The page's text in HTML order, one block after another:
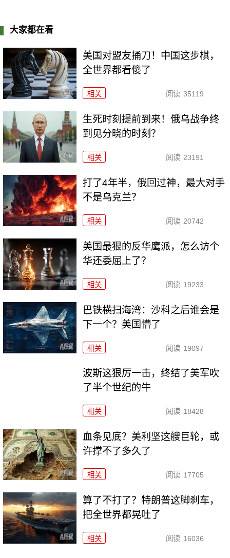
大家都在看
美国对盟友捅刀！中国这步棋，
全世界都看傻了
相关 阅读 35119
生死时刻提前到来！俄乌战争终
到见分晓的时刻？
相关 阅读 23191
打了4年半，俄回过神，最大对手
不是乌克兰？
相关 阅读 20742
美国最狠的反华鹰派，怎么访个
华还委屈上了？
相关 阅读 19233
巴铁横扫海湾：沙科之后谁会是
下一个？美国懵了
相关 阅读 19097
波斯这狠厉一击，终结了美军吹
了半个世纪的牛
相关 阅读 18428
血条见底？美利坚这艘巨轮，或
许撑不了多久了
相关 阅读 17705
算了不打了？特朗普这脚刹车，
把全世界都晃吐了
相关 阅读 16036